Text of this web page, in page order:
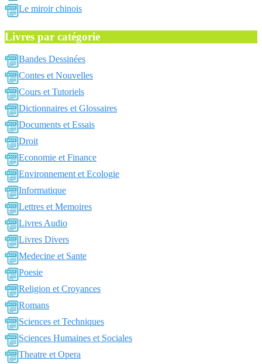
Le miroir chinois
Livres par catégorie
Bandes Dessinées
Contes et Nouvelles
Cours et Tutoriels
Dictionnaires et Glossaires
Documents et Essais
Droit
Economie et Finance
Environnement et Ecologie
Informatique
Lettres et Memoires
Livres Audio
Livres Divers
Medecine et Sante
Poesie
Religion et Croyances
Romans
Sciences et Techniques
Sciences Humaines et Sociales
Theatre et Opera